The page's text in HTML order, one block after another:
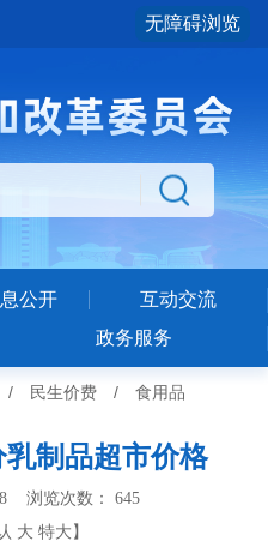
无障碍浏览
公开
互动交流
政务服务
/ 民生价费 / 食用品
乳制品超市价格
浏览次数： 645
大 特大 】